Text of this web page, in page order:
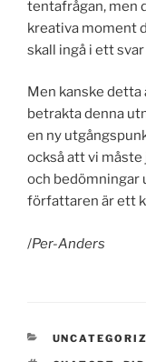
tentafrågan, men
kreativa moment
skall ingå i ett
Men kanske
betrakta denna
en ny
också att vi
och
författaren är ett
/Per-Anders
CATEGORIES